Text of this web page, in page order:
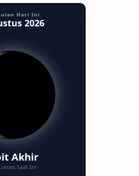
Hari Ini
2026
Akhir
Saat Ini